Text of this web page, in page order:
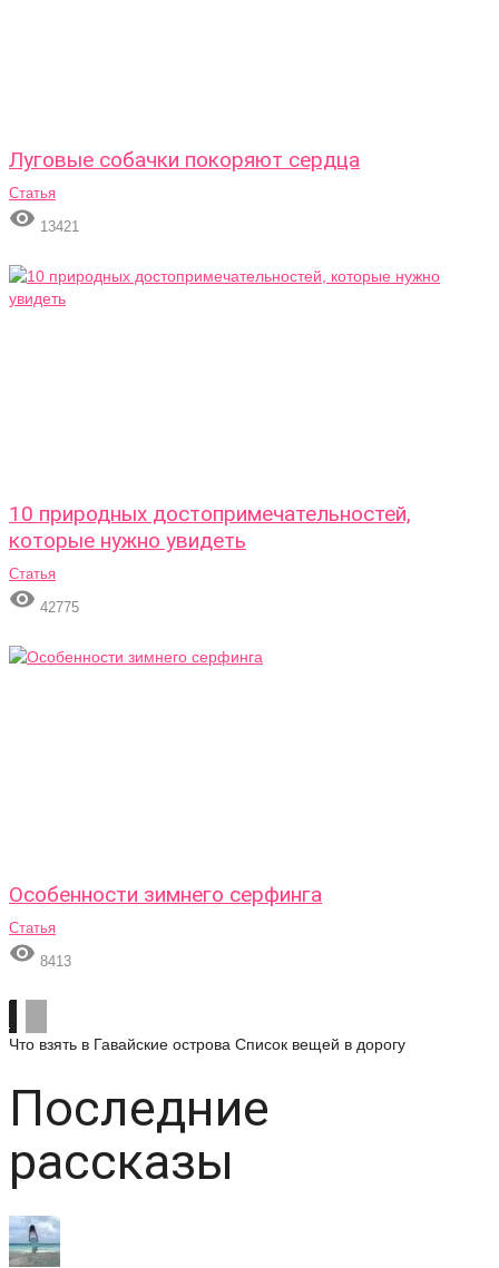
Луговые собачки покоряют сердца
Статья
 13421
10 природных достопримечательностей,
которые нужно увидеть
Статья
 42775
Особенности зимнего серфинга
Статья
 8413
Что взять в Гавайские острова Список вещей в дорогу
Последние
рассказы